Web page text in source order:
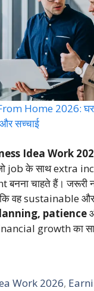
Home 2026: घर
और सच्चाई
Idea Work
job के साथ extra
चाहते हैं। जरूरी
कि वह sustainable
patience
growth का
Work 2026,